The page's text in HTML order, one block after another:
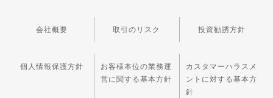
会社概要 取引のリスク 投資勧誘方針
個人情報保護方針
お客様本位の業務運
営に関する基本方針
カスタマーハラスメ
ントに対する基本方
針